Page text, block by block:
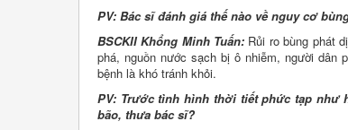
PV: Bác sĩ đánh giá thế nào về nguy cơ
BSCKII Khổng Minh Tuấn: Rủi ro bùng phát
phá, nguồn nước sạch bị ô nhiễm, người
bệnh là khó tránh khỏi.
PV: Trước tình hình thời tiết phức tạp như
bão, thưa bác sĩ?